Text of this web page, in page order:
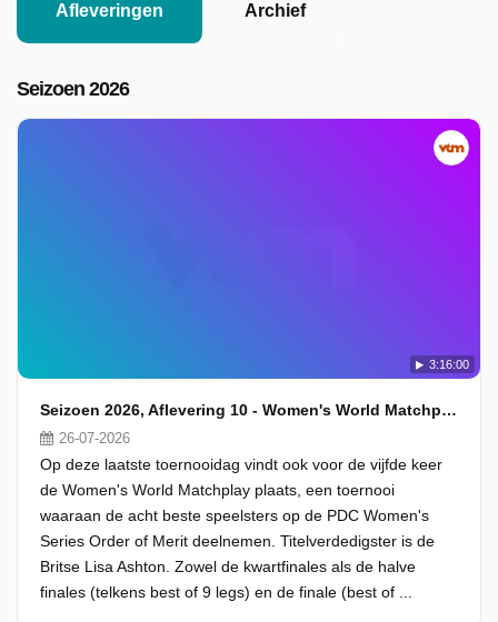
Afleveringen Archief
Seizoen 2026
3:16:00
Seizoen 2026, Aflevering 10 - Women's World Matchplay
26-07-2026
Op deze laatste toernooidag vindt ook voor de vijfde keer
de Women's World Matchplay plaats, een toernooi
waaraan de acht beste speelsters op de PDC Women's
Series Order of Merit deelnemen. Titelverdedigster is de
Britse Lisa Ashton. Zowel de kwartfinales als de halve
finales (telkens best of 9 legs) en de finale (best of ...